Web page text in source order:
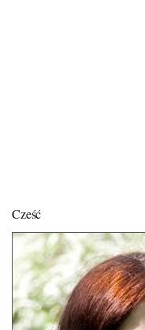
Cześć